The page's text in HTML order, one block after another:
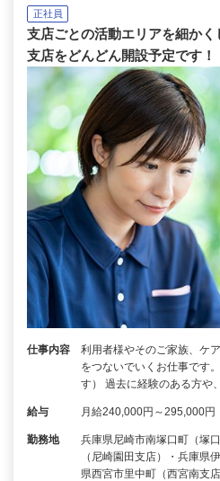
正社員
支店ごとの活動エリアを細か
支店をどんどん開設予定です！
仕事内容
利用者様やそのご家族、ケ
をつないでいくお仕事です
す） 過去に経験のある方や
給与 月給240,000円～295,000円
勤務地
兵庫県尼崎市南塚口町（塚
（尼崎園田支店）・兵庫県
県西宮市里中町（西宮南支店